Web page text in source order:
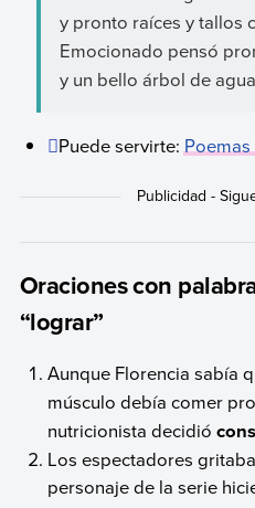
y pronto raíces y tallos
Emocionado pensó
y un bello árbol de
Puede servirte:
Oraciones con
“lograr”
Aunque Florencia sabía
músculo debía comer
nutricionista decidió
Los espectadores
personaje de la serie